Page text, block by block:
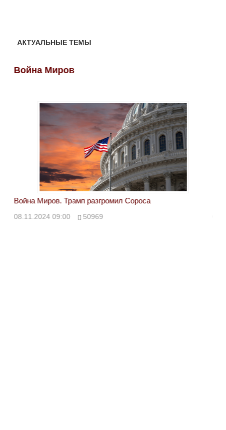
АКТУАЛЬНЫЕ ТЕМЫ
Война Миров
Война Миров. Трамп разгромил Сороса
08.11.2024 09:00 50969